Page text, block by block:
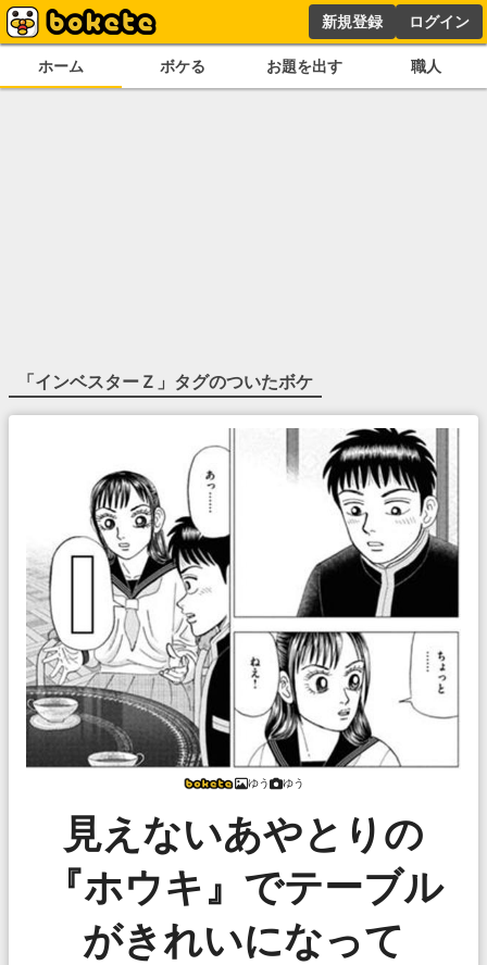
新規登録 ログイン
ホーム ボケる お題を出す 職人
「インベスターＺ 」タグのついたボケ
ゆう ゆう
見えないあやとりの
『ホウキ』でテーブル
がきれいになって